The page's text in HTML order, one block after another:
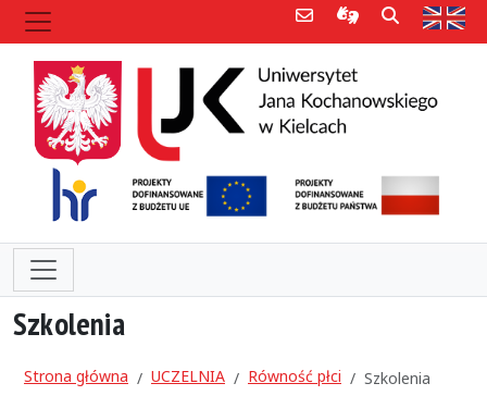
Poczta e-mailInformacje dla
Szukaj
Szkolenia
Strona główna UCZELNIA Równość płci Szkolenia